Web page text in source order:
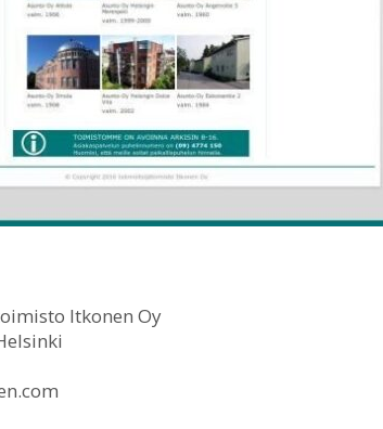
Itkonen Oy